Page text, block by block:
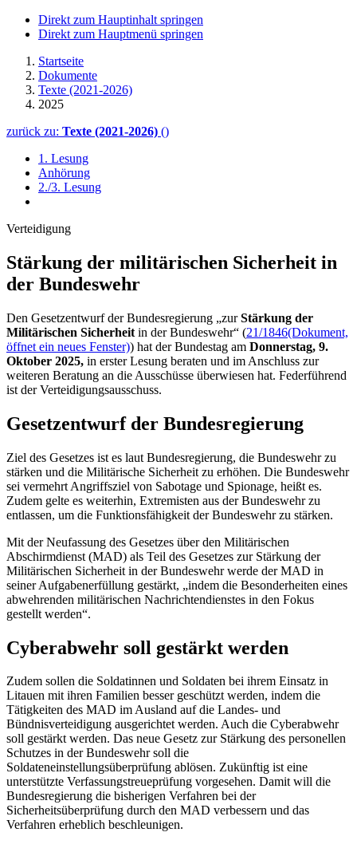
Direkt zum Hauptinhalt springen
Direkt zum Hauptmenü springen
Startseite
Dokumente
Texte (2021-2026)
2025
zurück zu: Texte (2021-2026) ()
1. Lesung
Anhörung
2./3. Lesung
Verteidigung
Stärkung der militärischen Sicherheit in
der Bundeswehr
Den Gesetzentwurf der Bundesregierung „zurStärkung der
Militärischen Sicherheit in der Bundeswehr“ (21/1846(Dokument,
öffnet ein neues Fenster)) hat der Bundestag am Donnerstag, 9.
Oktober 2025, in erster Lesung beraten und im Anschluss zur
weiteren Beratung an die Ausschüsse überwiesen hat. Federführend
ist der Verteidigungsausschuss.
Gesetzentwurf der Bundesregierung
Ziel des Gesetzes ist es laut Bundesregierung, die Bundeswehr zu
stärken und die Militärische Sicherheit zu erhöhen. Die Bundeswehr
sei vermehrt Angriffsziel von Sabotage und Spionage, heißt es.
Zudem gelte es weiterhin, Extremisten aus der Bundeswehr zu
entlassen, um die Funktionsfähigkeit der Bundeswehr zu stärken.
Mit der Neufassung des Gesetzes über den Militärischen
Abschirmdienst (MAD) als Teil des Gesetzes zur Stärkung der
Militärischen Sicherheit in der Bundeswehr werde der MAD in
seiner Aufgabenerfüllung gestärkt, „indem die Besonderheiten eines
abwehrenden militärischen Nachrichtendienstes in den Fokus
gestellt werden“.
Cyberabwehr soll gestärkt werden
Zudem sollen die Soldatinnen und Soldaten bei ihrem Einsatz in
Litauen mit ihren Familien besser geschützt werden, indem die
Tätigkeiten des MAD im Ausland auf die Landes- und
Bündnisverteidigung ausgerichtet werden. Auch die Cyberabwehr
soll gestärkt werden. Das neue Gesetz zur Stärkung des personellen
Schutzes in der Bundeswehr soll die
Soldateneinstellungsüberprüfung ablösen. Zukünftig ist eine
unterstützte Verfassungstreueprüfung vorgesehen. Damit will die
Bundesregierung die bisherigen Verfahren bei der
Sicherheitsüberprüfung durch den MAD verbessern und das
Verfahren erheblich beschleunigen.